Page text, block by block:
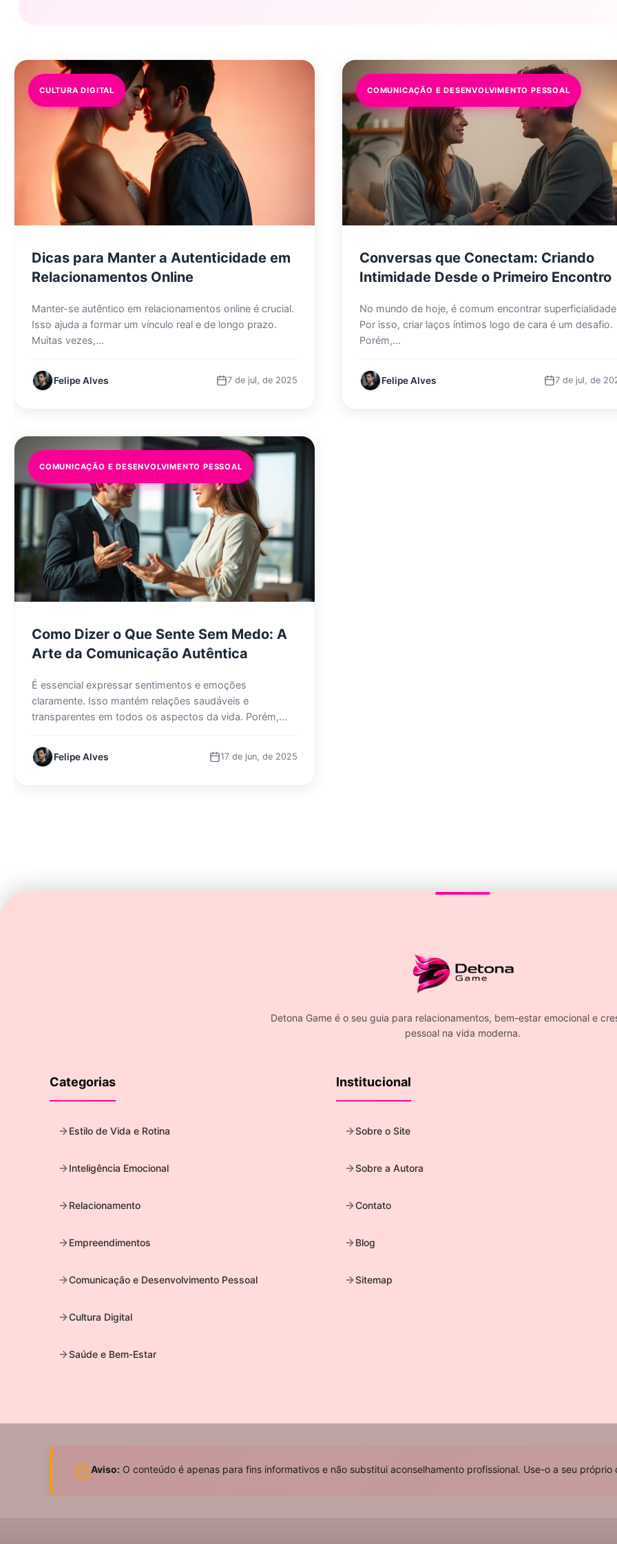
CULTURA DIGITAL
Dicas para Manter a Autenticidade em
Relacionamentos Online
Manter-se autêntico em relacionamentos online é crucial.
Isso ajuda a formar um vínculo real e de longo prazo.
Muitas vezes,...
Felipe Alves 7 de jul, de 2025
COMUNICAÇÃO E DESENVOLVIMENTO PESSOAL
Conversas que Conectam: Criando
Intimidade Desde o Primeiro Encontro
No mundo de hoje, é comum encontrar
Por isso, criar laços íntimos logo de cara é um desafio.
Porém,...
Felipe Alves 7 de jul, de
COMUNICAÇÃO E DESENVOLVIMENTO PESSOAL
Como Dizer o Que Sente Sem Medo: A
Arte da Comunicação Autêntica
É essencial expressar sentimentos e emoções
claramente. Isso mantém relações saudáveis e
transparentes em todos os aspectos da vida. Porém,...
Felipe Alves 17 de jun, de 2025
Detona Game é o seu guia para relacionamentos, bem-estar emocional e
pessoal na vida moderna.
Categorias
Estilo de Vida e Rotina
Inteligência Emocional
Relacionamento
Empreendimentos
Comunicação e Desenvolvimento Pessoal
Cultura Digital
Saúde e Bem-Estar
Institucional
Sobre o Site
Sobre a Autora
Contato
Blog
Sitemap
Aviso: O conteúdo é apenas para fins informativos e não substitui aconselhamento profissional. Use-o a seu